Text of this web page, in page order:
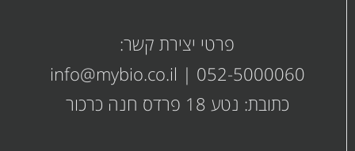
פרטי יצירת קשר:
052-5000060
|
info@mybio.co.il
כתובת: נטע 18 פרדס חנה כרכור